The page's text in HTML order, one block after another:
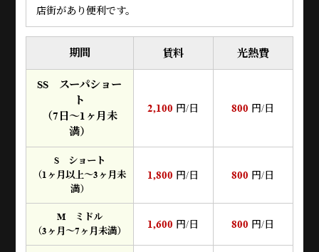
店街があり便利です。
期間 賃料 光熱費
SS スーパショー
ト
（7日～1ヶ月未
満）
2,100 円/日 800 円/日
S ショート
（1ヶ月以上～3ヶ月未
満）
1,800 円/日 800 円/日
M ミドル
（3ヶ月～7ヶ月未満）
1,600 円/日 800 円/日